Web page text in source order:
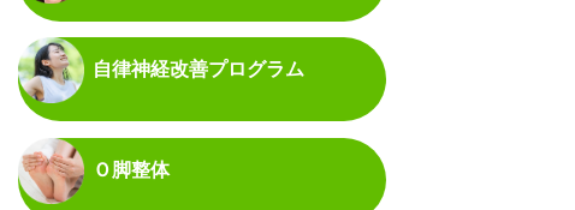
自律神経改善プログラム
Ｏ脚整体